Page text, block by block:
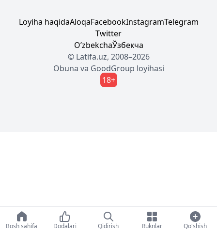
Loyiha haqidaAloqaFacebookInstagramTelegram
Twitter
OʼzbekchaЎзбекча
© Latifa.uz, 2008–2026
Obuna va GoodGroup loyihasi
18+
Bosh sahifa Dodalari Qidirish Ruknlar Qo'shish